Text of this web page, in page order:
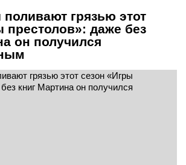
грязью этот
престолов»: даже без
он получился